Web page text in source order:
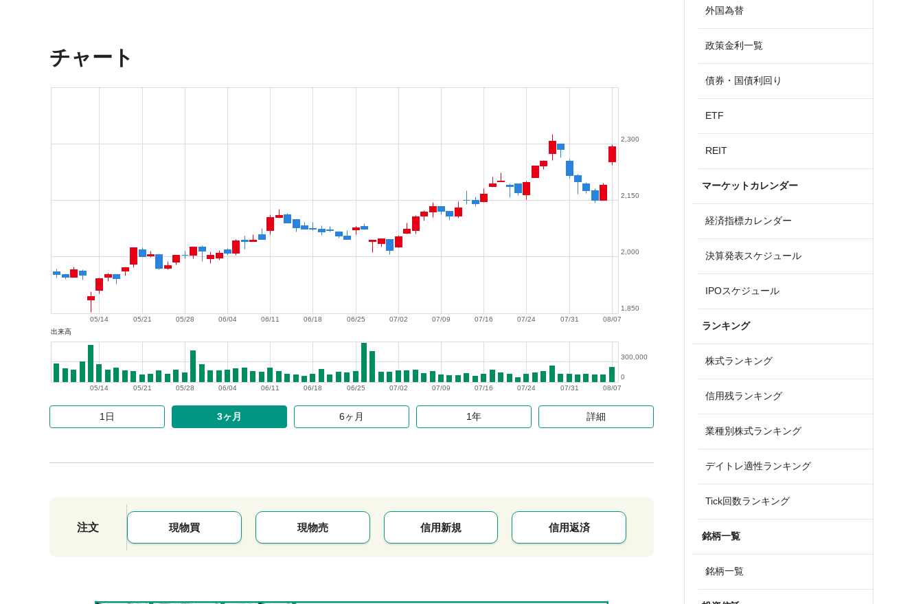
チャート
08/07
07/31
07/24
07/16
07/09
07/02
06/25
06/18
06/11
06/04
05/28
05/21
05/14
1,850
2,000
2,150
2,300
出来高
08/07
07/31
07/24
07/16
07/09
07/02
06/25
06/18
06/11
06/04
05/28
05/21
05/14
0
300,000
1日 3ヶ月 6ヶ月 1年 詳細
注文 現物買 現物売 信用新規 信用返済
外国為替
政策金利一覧
債券・国債利回り
ETF
REIT
マーケットカレンダー
経済指標カレンダー
決算発表スケジュール
IPOスケジュール
ランキング
株式ランキング
信用残ランキング
業種別株式ランキング
デイトレ適性ランキング
Tick回数ランキング
銘柄一覧
銘柄一覧